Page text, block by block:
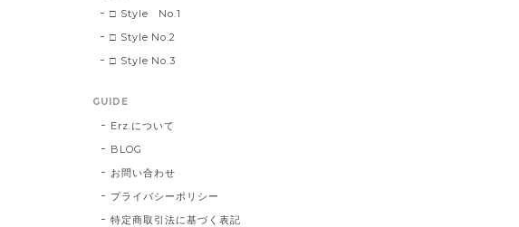
□ Style No.1
□ Style No.2
□ Style No.3
GUIDE
Erz.について
BLOG
お問い合わせ
プライバシーポリシー
特定商取引法に基づく表記